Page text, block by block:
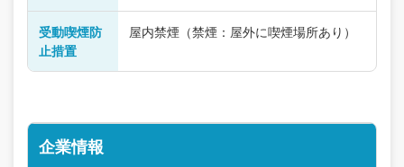
受動喫煙防
止措置
屋内禁煙（禁煙：屋外に喫煙場所あり）
企業情報